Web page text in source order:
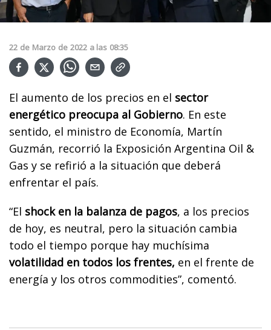
22 de Marzo de 2022 a las 08:35
El aumento de los precios en el sector
energético preocupa al Gobierno. En este
sentido, el ministro de Economía, Martín
Guzmán, recorrió la Exposición Argentina Oil &
Gas y se refirió a la situación que deberá
enfrentar el país.
“El shock en la balanza de pagos, a los precios
de hoy, es neutral, pero la situación cambia
todo el tiempo porque hay muchísima
volatilidad en todos los frentes, en el frente de
energía y los otros commodities”, comentó.